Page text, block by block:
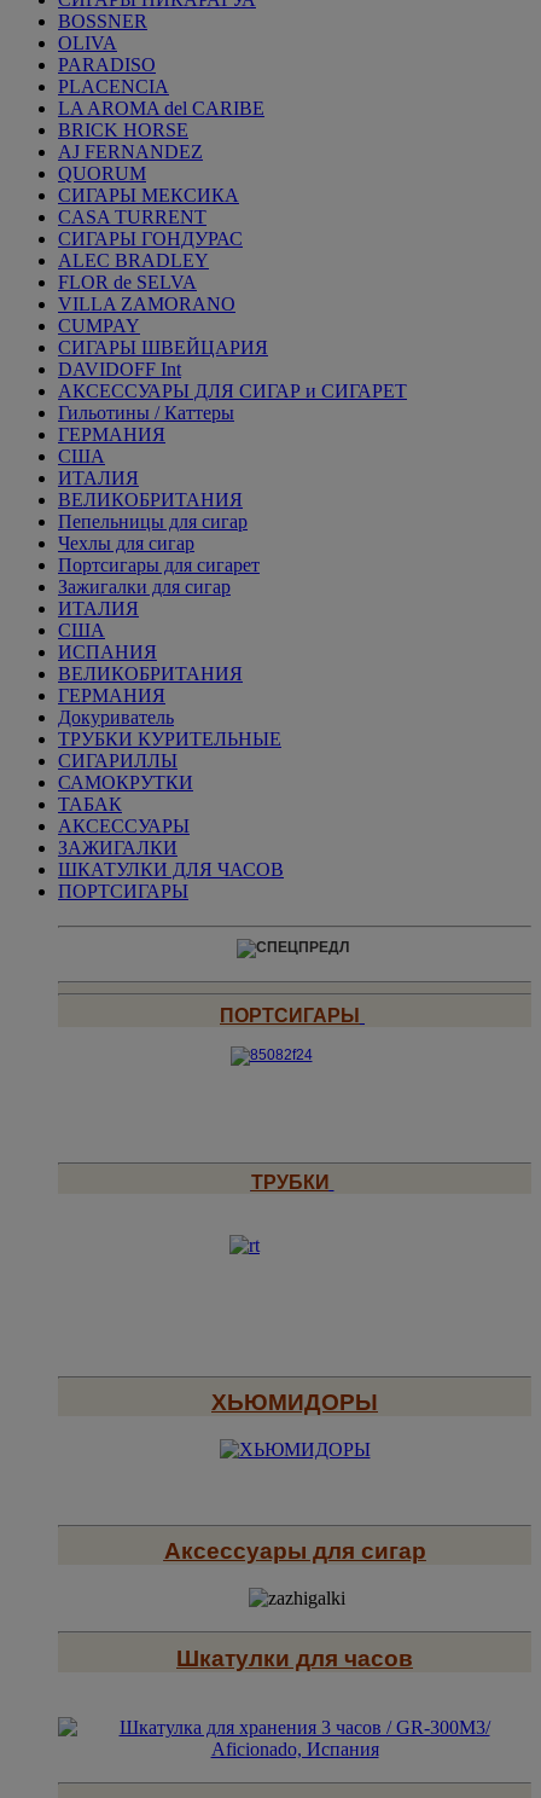
BOSSNER
OLIVA
PARADISO
PLACENCIA
LA AROMA del CARIBE
BRICK HORSE
AJ FERNANDEZ
QUORUM
СИГАРЫ МЕКСИКА
CASA TURRENT
СИГАРЫ ГОНДУРАС
ALEC BRADLEY
FLOR de SELVA
VILLA ZAMORANO
CUMPAY
СИГАРЫ ШВЕЙЦАРИЯ
DAVIDOFF Int
АКСЕССУАРЫ ДЛЯ СИГАР и СИГАРЕТ
Гильотины / Каттеры
ГЕРМАНИЯ
США
ИТАЛИЯ
ВЕЛИКОБРИТАНИЯ
Пепельницы для сигар
Чехлы для сигар
Портсигары для сигарет
Зажигалки для сигар
ИТАЛИЯ
США
ИСПАНИЯ
ВЕЛИКОБРИТАНИЯ
ГЕРМАНИЯ
Докуриватель
ТРУБКИ КУРИТЕЛЬНЫЕ
СИГАРИЛЛЫ
САМОКРУТКИ
ТАБАК
АКСЕССУАРЫ
ЗАЖИГАЛКИ
ШКАТУЛКИ ДЛЯ ЧАСОВ
ПОРТСИГАРЫ
ПОРТСИГАРЫ
ТРУБКИ
ХЬЮМИДОРЫ
Аксессуары для сигар
Шкатулки для часов